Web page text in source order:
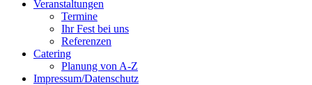
Veranstaltungen
Termine
Ihr Fest bei uns
Referenzen
Catering
Planung von A-Z
Impressum/Datenschutz